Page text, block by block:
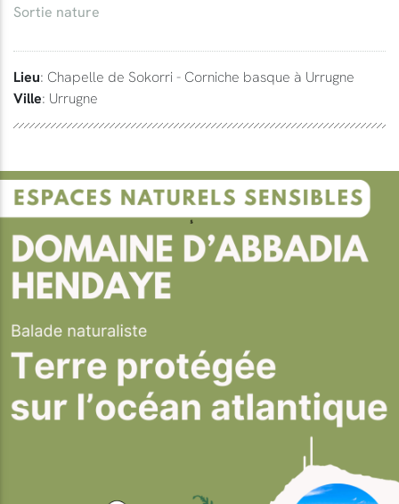
Sortie nature
Lieu: Chapelle de Sokorri - Corniche basque à Urrugne
Ville: Urrugne